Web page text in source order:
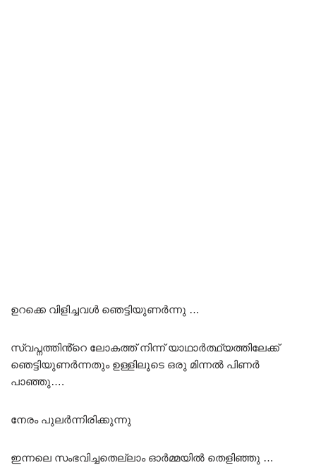
ഉറക്കെ വിളിച്ചവൾ ഞെട്ടിയുണർന്നു …
സ്വപ്നത്തിൻ്റെ ലോകത്ത് നിന്ന് യാഥാർത്ഥ്യത്തിലേക്ക്
ഞെട്ടിയുണർന്നതും ഉള്ളിലൂടെ ഒരു മിന്നൽ പിണർ
പാഞ്ഞു….
നേരം പുലർന്നിരിക്കുന്നു
ഇന്നലെ സംഭവിച്ചതെല്ലാം ഓർമ്മയിൽ തെളിഞ്ഞു …